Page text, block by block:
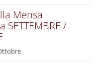
Mensa
SETTEMBRE /